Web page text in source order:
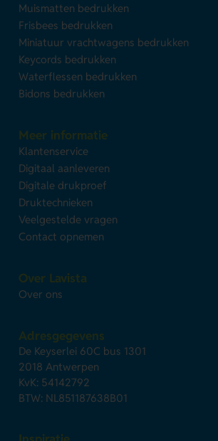
Muismatten bedrukken
Frisbees bedrukken
Miniatuur vrachtwagens bedrukken
Keycords bedrukken
Waterflessen bedrukken
Bidons bedrukken
Meer informatie
Klantenservice
Digitaal aanleveren
Digitale drukproef
Druktechnieken
Veelgestelde vragen
Contact opnemen
Over Lavista
Over ons
Adresgegevens
De Keyserlei 60C bus 1301
2018 Antwerpen
KvK: 54142792
BTW: NL851187638B01